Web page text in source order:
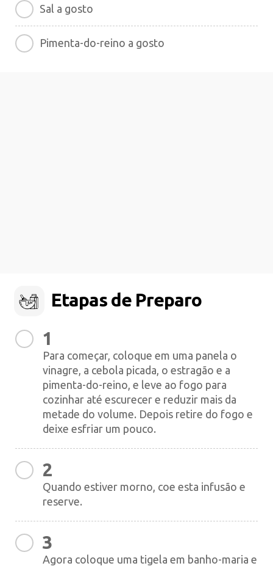
Sal a gosto
Pimenta-do-reino a gosto
Etapas de Preparo
1
Para começar, coloque em uma panela o
vinagre, a cebola picada, o estragão e a
pimenta-do-reino, e leve ao fogo para
cozinhar até escurecer e reduzir mais da
metade do volume. Depois retire do fogo e
deixe esfriar um pouco.
2
Quando estiver morno, coe esta infusão e
reserve.
3
Agora coloque uma tigela em banho-maria e